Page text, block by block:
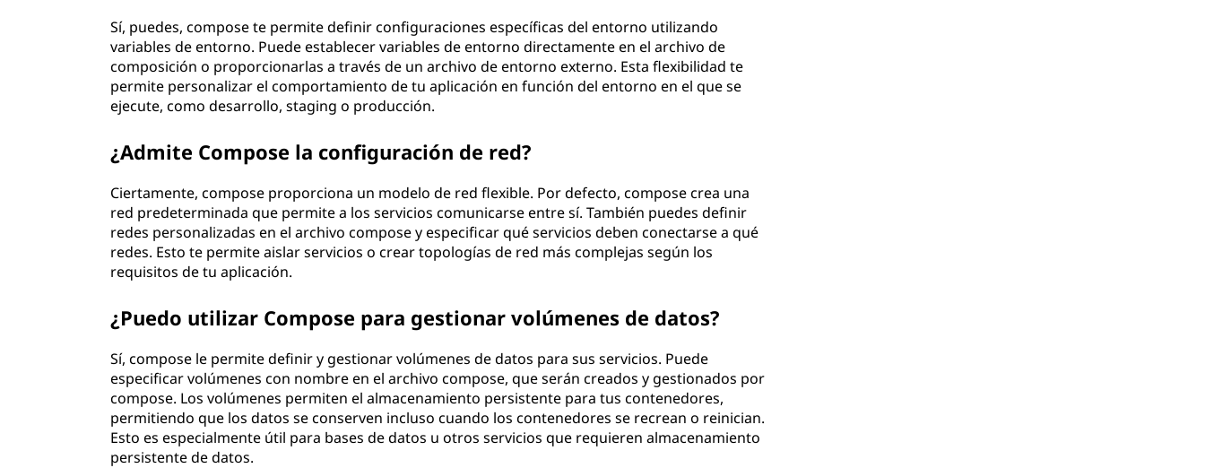
Sí, puedes, compose te permite definir configuraciones específicas del entorno utilizando
variables de entorno. Puede establecer variables de entorno directamente en el archivo de
composición o proporcionarlas a través de un archivo de entorno externo. Esta flexibilidad te
permite personalizar el comportamiento de tu aplicación en función del entorno en el que se
ejecute, como desarrollo, staging o producción.
¿Admite Compose la configuración de red?
Ciertamente, compose proporciona un modelo de red flexible. Por defecto, compose crea una
red predeterminada que permite a los servicios comunicarse entre sí. También puedes definir
redes personalizadas en el archivo compose y especificar qué servicios deben conectarse a qué
redes. Esto te permite aislar servicios o crear topologías de red más complejas según los
requisitos de tu aplicación.
¿Puedo utilizar Compose para gestionar volúmenes de datos?
Sí, compose le permite definir y gestionar volúmenes de datos para sus servicios. Puede
especificar volúmenes con nombre en el archivo compose, que serán creados y gestionados por
compose. Los volúmenes permiten el almacenamiento persistente para tus contenedores,
permitiendo que los datos se conserven incluso cuando los contenedores se recrean o reinician.
Esto es especialmente útil para bases de datos u otros servicios que requieren almacenamiento
persistente de datos.